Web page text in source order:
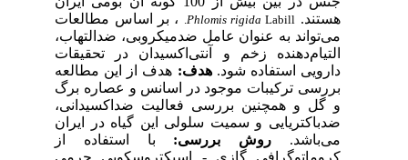
هستند.
Phlomis rigidaLabill.
، بر اساس مطالعات
می‌تواند به عنوان عامل ضدمیکروبی، ضدالتهاب،
التیام‌دهنده زخم و آنتی‌اکسیدان در تحقیقات
دارویی استفاده شود.هدف:هدف از این مطالعه
بررسی ترکیبات موجود در اسانس و عصاره برگ
و گل و همچنین بررسی فعالیت ضداکسیدانی،
ضدباکتریایی و سمیت سلولی این گیاه در ایران
می‌باشد.روش بررسی:با استفاده از
کروماتوگرافی گازی - اسپکتروسکوپی جرمی